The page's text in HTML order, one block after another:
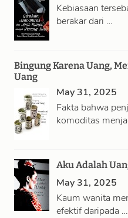
Kebiasaan
berakar dari …
Bingung Karena Uang,
Uang
May 31, 2025
Fakta bahwa
komoditas
Aku Adalah
May 31, 2025
Kaum wanita
efektif daripada …